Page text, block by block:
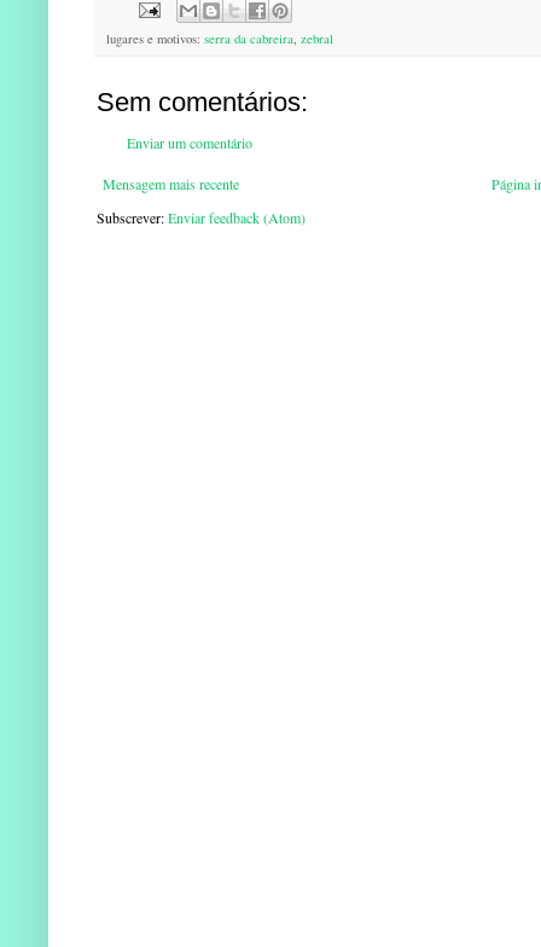
lugares e motivos: serra da cabreira, zebral
Sem comentários:
Enviar um comentário
Mensagem mais recente
Página
Subscrever:Enviar feedback (Atom)